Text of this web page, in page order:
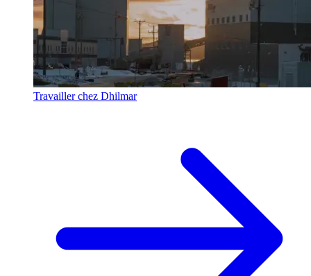
Travailler chez Dhilmar